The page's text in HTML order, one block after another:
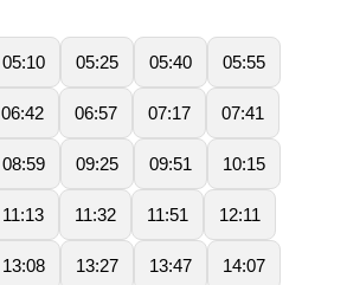
05:10 05:25 05:40 05:55
06:42 06:57 07:17 07:41
08:59 09:25 09:51 10:15
11:13 11:32 11:51 12:11
13:08 13:27 13:47 14:07